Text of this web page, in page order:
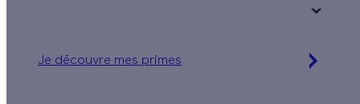
Je découvre mes primes